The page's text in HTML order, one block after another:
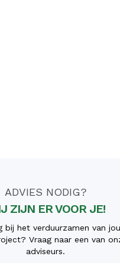
ADVIES NODIG?
ZIJN ER VOOR JE!
bij het verduurzamen van
Vraag naar een van
adviseurs.